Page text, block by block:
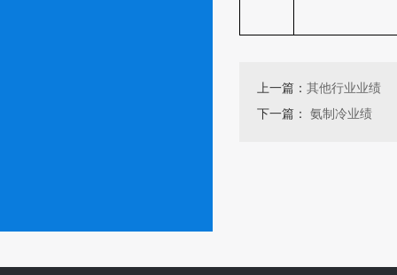
上一篇： 其他行业业绩
下一篇： 氨制冷业绩